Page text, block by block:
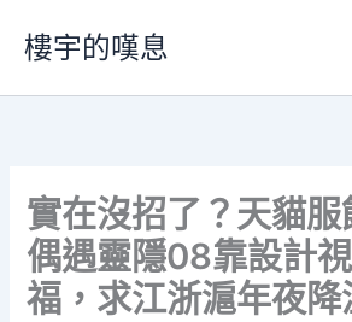
要
樓宇的嘆息
實在沒招了？天貓
偶遇靈隱08靠設計
福，求江浙滬年夜降